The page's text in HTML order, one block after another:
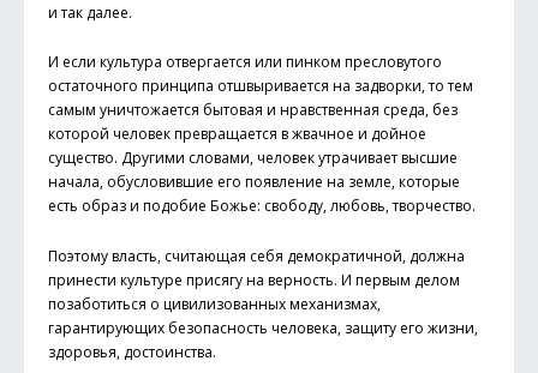
и так далее.
И если культура отвергается или пинком пресловутого
остаточного принципа отшвыривается на задворки, то тем
самым уничтожается бытовая и нравственная среда, без
которой человек превращается в жвачное и дойное
существо. Другими словами, человек утрачивает высшие
начала, обусловившие его появление на земле, которые
есть образ и подобие Божье: свободу, любовь, творчество.
Поэтому власть, считающая себя демократичной, должна
принести культуре присягу на верность. И первым делом
позаботиться о цивилизованных механизмах,
гарантирующих безопасность человека, защиту его жизни,
здоровья, достоинства.